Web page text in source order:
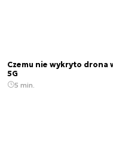
Czemu nie wykryto drona
5G
5 min.